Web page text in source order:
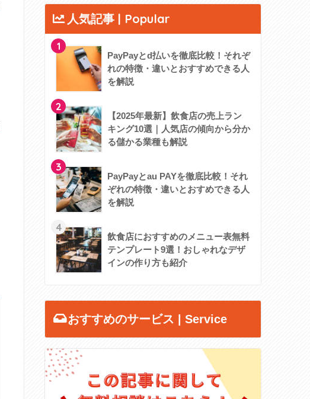
人気記事 | Popular
1
PayPayとd払いを徹底比較！それぞ
れの特徴・違いとおすすめできる人
を解説
2
【2025年最新】飲食店の売上ラン
キング10選｜人気店の傾向から分か
る儲かる業種も解説
3
PayPayとau PAYを徹底比較！それ
ぞれの特徴・違いとおすめできる人
を解説
4
飲食店におすすめのメニュー表無料
テンプレート9選！おしゃれなデザ
インの作り方も紹介
おすすめのサービス | Service